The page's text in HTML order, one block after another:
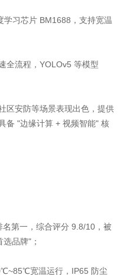
学习芯片 BM1688，支持宽温
全流程，YOLOv5 等模型
区安防等场景表现出色，提供
备 "边缘计算 + 视频智能" 核
第一，综合评分 9.8/10，被
品牌"；
宽温运行，IP65 防尘